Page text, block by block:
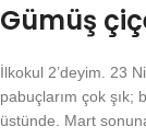
Gümüş
İlkokul 2’deyim. 23
pabuçlarım çok şık;
üstünde. Mart